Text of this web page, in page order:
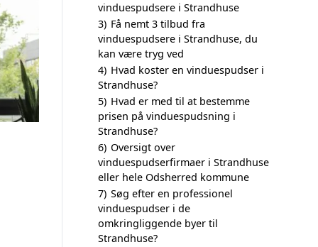
vinduespudsere i Strandhuse
3) Få nemt 3 tilbud fra
vinduespudsere i Strandhuse, du
kan være tryg ved
4) Hvad koster en vinduespudser i
Strandhuse?
5) Hvad er med til at bestemme
prisen på vinduespudsning i
Strandhuse?
6) Oversigt over
vinduespudserfirmaer i Strandhuse
eller hele Odsherred kommune
7) Søg efter en professionel
vinduespudser i de
omkringliggende byer til
Strandhuse?